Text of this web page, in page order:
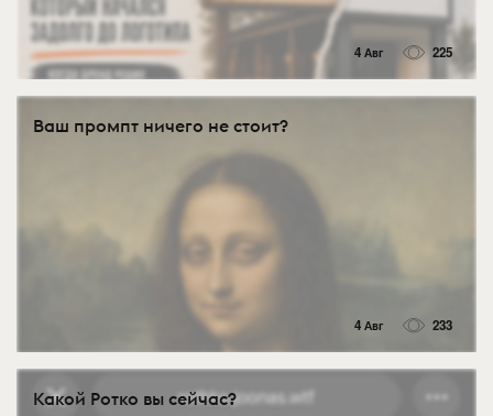
4 Авг 225
Ваш промпт ничего не стоит?
4 Авг 233
Какой Ротко вы сейчас?